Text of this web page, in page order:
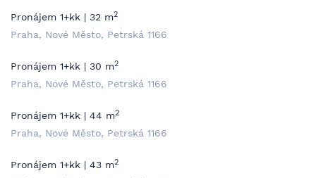
Pronájem 1+kk | 32 m2
Praha, Nové Město, Petrská 1166
Pronájem 1+kk | 30 m2
Praha, Nové Město, Petrská 1166
Pronájem 1+kk | 44 m2
Praha, Nové Město, Petrská 1166
Pronájem 1+kk | 43 m2